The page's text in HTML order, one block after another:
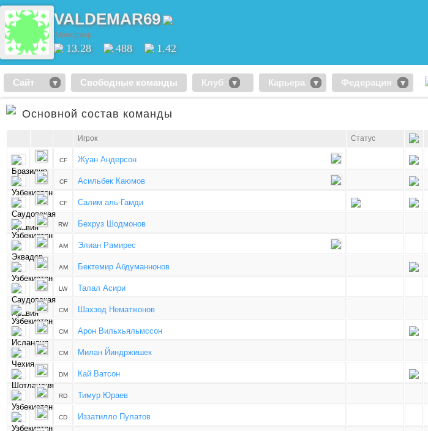
VALDEMAR69
Менеджер
13.28 488 1.42
Сайт Свободные команды Клуб Карьера Федерация
Основной состав команды
Игрок Статус
CF Жуан Андерсон
CF Асильбек Каюмов
CF Салим аль-Гамди
RW Бехруз Шодмонов
AM Элиан Рамирес
AM Бектемир Абдуманнонов
LW Талал Асири
CM Шахзод Нематжонов
CM Арон Вильхьяльмссон
CM Милан Йиндржишек
DM Кай Ватсон
RD Тимур Юраев
CD Иззатилло Пулатов